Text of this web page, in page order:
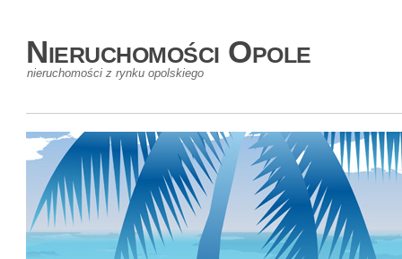
Nieruchomości Opole
nieruchomości z rynku opolskiego